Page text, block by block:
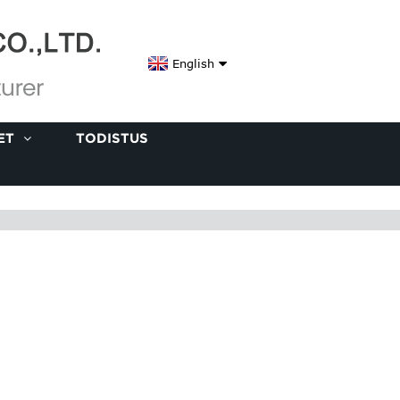
English
TODISTUS